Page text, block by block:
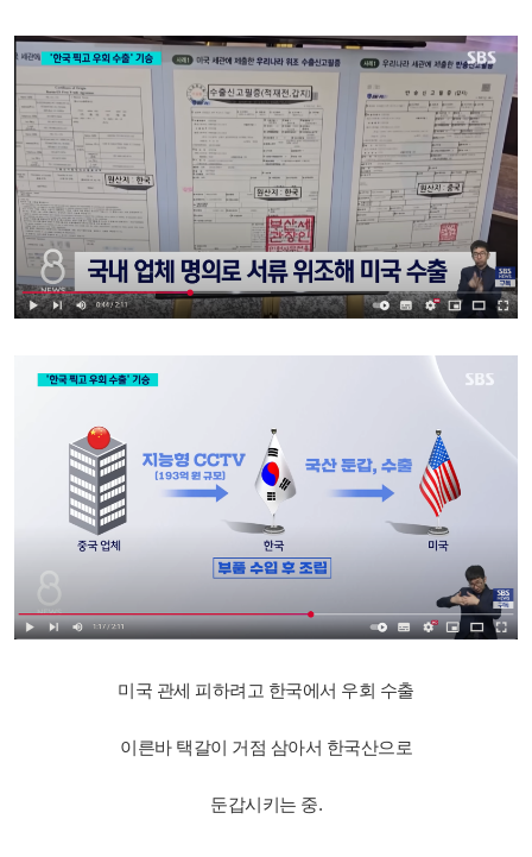
미국 관세 피하려고 한국에서 우회 수출
이른바 택갈이 거점 삼아서 한국산으로
둔갑시키는 중.